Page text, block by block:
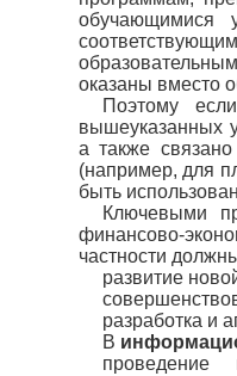
обучающимися
оказаны вместо
Поэтому
вышеуказанных
а также
(например, для
быть
Ключевыми
финансово-
частности
развитие
разработка и
В
проведение